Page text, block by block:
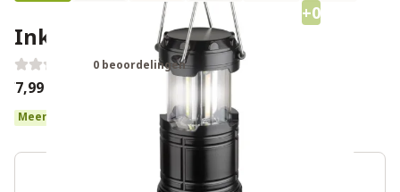
+0
Inklapbare LED Lantaarn
0 beoordelingen
€7,99
Meer dan 10 op voorraad